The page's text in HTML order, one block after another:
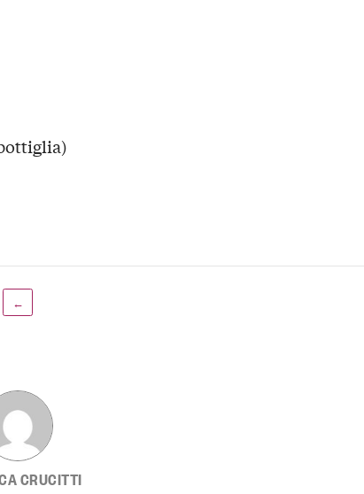
←
CRUCITTI